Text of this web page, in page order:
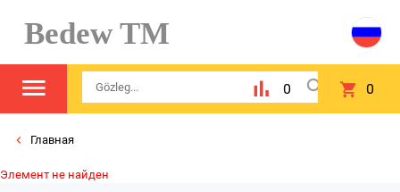
Bedew TM
0 0
Главная
Элемент не найден